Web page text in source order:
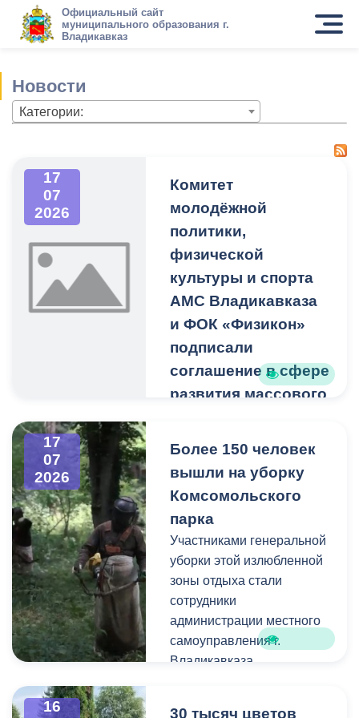
Официальный сайт
муниципального образования г.
Владикавказ
Новости
Категории:
17
07
2026
Комитет
молодёжной
политики,
физической
культуры и спорта
АМС Владикавказа
и ФОК «Физикон»
подписали
соглашение в сфере
развития массового
поможет
популяризировать
физическую культуру и
спорт. В планах на
ближайшее будущее -
проведение различных
марафонов, конкурсов и
забегов.
Как отметил председатель
Комитета Заур Айларов,
17
07
2026
Более 150 человек
вышли на уборку
Комсомольского
парка
Участниками генеральной
уборки этой излюбленной
зоны отдыха стали
сотрудники
администрации местного
самоуправления г.
Владикавказа,
16
30 тысяч цветов